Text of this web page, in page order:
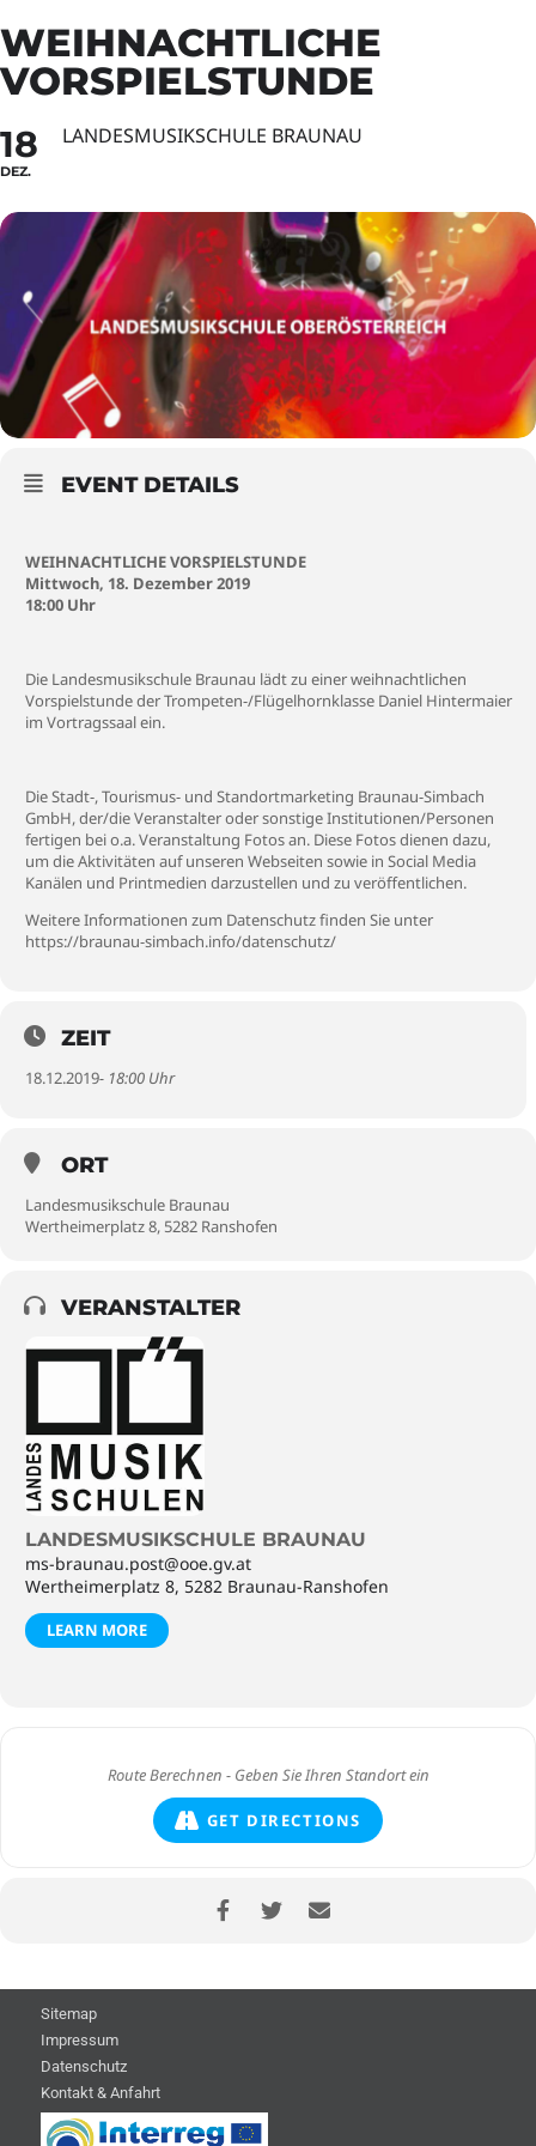
WEIHNACHTLICHE
VORSPIELSTUNDE
18
DEZ.
LANDESMUSIKSCHULE BRAUNAU
EVENT DETAILS
WEIHNACHTLICHE VORSPIELSTUNDE
Mittwoch, 18. Dezember 2019
18:00 Uhr
Die Landesmusikschule Braunau lädt zu einer weihnachtlichen
Vorspielstunde der Trompeten-/Flügelhornklasse Daniel Hintermaier
im Vortragssaal ein.
Die Stadt-, Tourismus- und Standortmarketing Braunau-Simbach
GmbH, der/die Veranstalter oder sonstige Institutionen/Personen
fertigen bei o.a. Veranstaltung Fotos an. Diese Fotos dienen dazu,
um die Aktivitäten auf unseren Webseiten sowie in Social Media
Kanälen und Printmedien darzustellen und zu veröffentlichen.
Weitere Informationen zum Datenschutz finden Sie unter
https://braunau-simbach.info/datenschutz/
ZEIT
18.12.2019- 18:00 Uhr
ORT
Landesmusikschule Braunau
Wertheimerplatz 8, 5282 Ranshofen
VERANSTALTER
LANDESMUSIKSCHULE BRAUNAU
ms-braunau.post@ooe.gv.at
Wertheimerplatz 8, 5282 Braunau-Ranshofen
LEARN MORE
GET DIRECTIONS
Sitemap
Impressum
Datenschutz
Kontakt & Anfahrt